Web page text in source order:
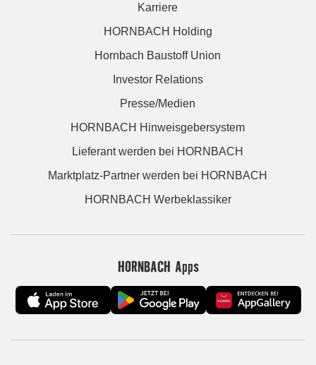
Karriere
HORNBACH Holding
Hornbach Baustoff Union
Investor Relations
Presse/Medien
HORNBACH Hinweisgebersystem
Lieferant werden bei HORNBACH
Marktplatz-Partner werden bei HORNBACH
HORNBACH Werbeklassiker
HORNBACH Apps